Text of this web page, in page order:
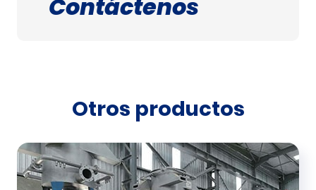
Contáctenos
Otros productos